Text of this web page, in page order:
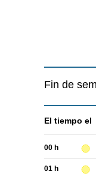
Fin de
El tiempo el
00 h
01 h